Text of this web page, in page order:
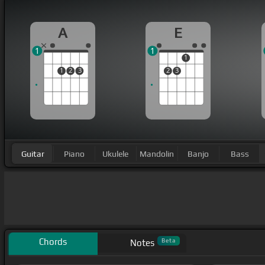
A
1 2 3
1
E
2 3
1
1
Guitar Piano Ukulele Mandolin Banjo Bass
Chords Notes Beta